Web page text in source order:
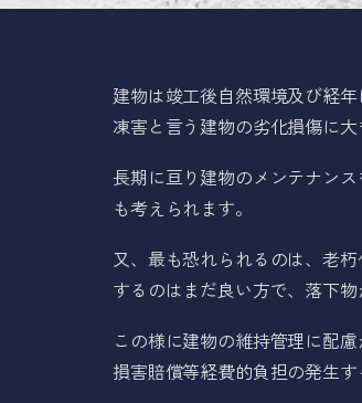
建物は竣工後自然環境及び経
凍害と言う建物の劣化損傷に
長期に亘り建物のメンテナン
も考えられます。
又、最も恐れられるのは、老
するのはまだ良い方で、落下
この様に建物の維持管理に配
損害賠償等経費的負担の発生す